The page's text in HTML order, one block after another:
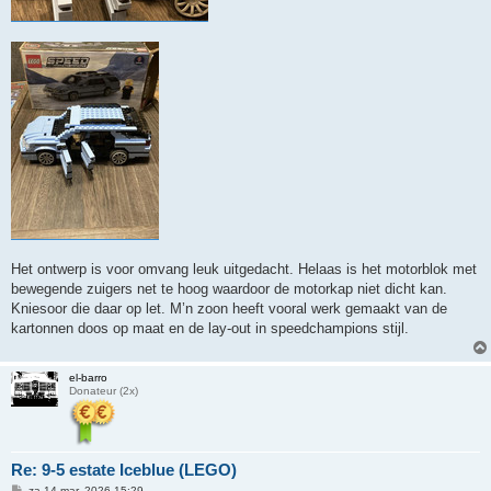
Het ontwerp is voor omvang leuk uitgedacht. Helaas is het motorblok met
bewegende zuigers net te hoog waardoor de motorkap niet dicht kan.
Kniesoor die daar op let. M’n zoon heeft vooral werk gemaakt van de
kartonnen doos op maat en de lay-out in speedchampions stijl.
el-barro
Donateur (2x)
Re: 9-5 estate Iceblue (LEGO)